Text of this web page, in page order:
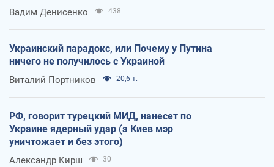
Вадим Денисенко 438
Украинский парадокс, или Почему у Путина
ничего не получилось с Украиной
Виталий Портников 20,6 т.
РФ, говорит турецкий МИД, нанесет по
Украине ядерный удар (а Киев мэр
уничтожает и без этого)
Александр Кирш 30